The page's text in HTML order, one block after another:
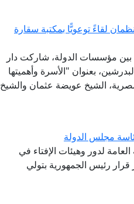
لقاءً توعويًّا بمكتبة سقارة
بين مؤسسات الدولة، شاركت دار
بعنوان "الأسرة وأهميتها
الشيخ عويضة عثمان والشيخ
مجلس الدولة
لدور وهيئات الإفتاء في
رئيس الجمهورية بتولي